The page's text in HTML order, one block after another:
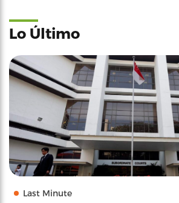
Lo Último
Last Minute